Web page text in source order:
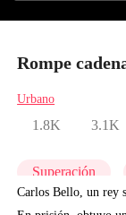
Rompe
Urbano
1.8K 3.1K
Superación
Carlos Bello, un rey